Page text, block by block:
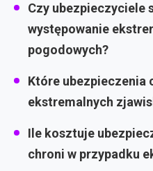
Czy ubezpieczyciele
występowanie
pogodowych?
Które ubezpieczenia
ekstremalnych
Ile kosztuje
chroni w przypadku